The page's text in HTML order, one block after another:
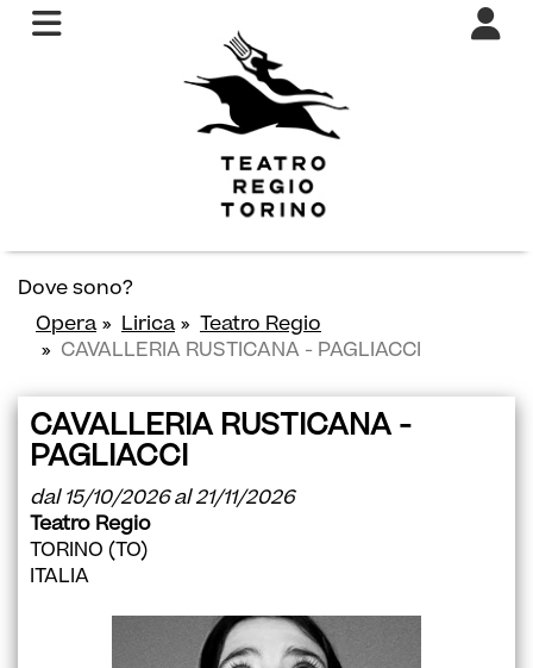
Dove sono?
Opera
Lirica
Teatro Regio
CAVALLERIA RUSTICANA - PAGLIACCI
CAVALLERIA RUSTICANA -
PAGLIACCI
dal 15/10/2026 al 21/11/2026
Teatro Regio
TORINO (TO)
ITALIA